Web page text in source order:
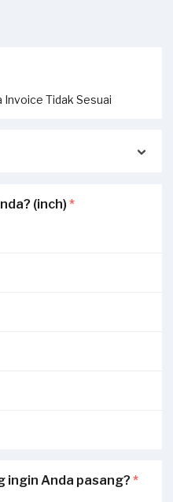
Invoice Tidak Sesuai
di tempat Anda:
tidak dapat dilayani dan
(inch) *
ingin Anda pasang? *